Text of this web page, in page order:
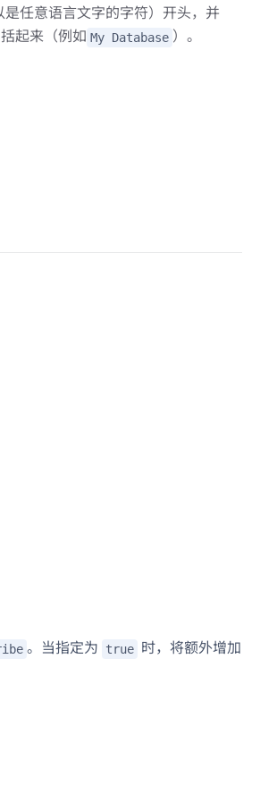
任意语言文字的字符）开头，并
起来（例如 My Database ）。
。当指定为 true 时，将额外增加